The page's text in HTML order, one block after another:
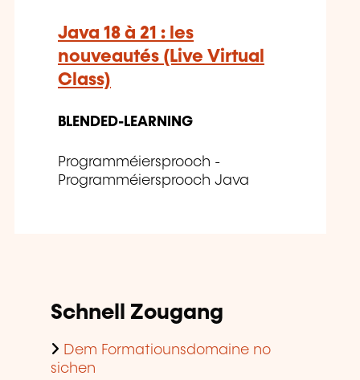
Java 18 à 21 : les
nouveautés (Live Virtual
Class)
BLENDED-LEARNING
Programméiersprooch -
Programméiersprooch Java
Schnell Zougang
Dem Formatiounsdomaine no
sichen